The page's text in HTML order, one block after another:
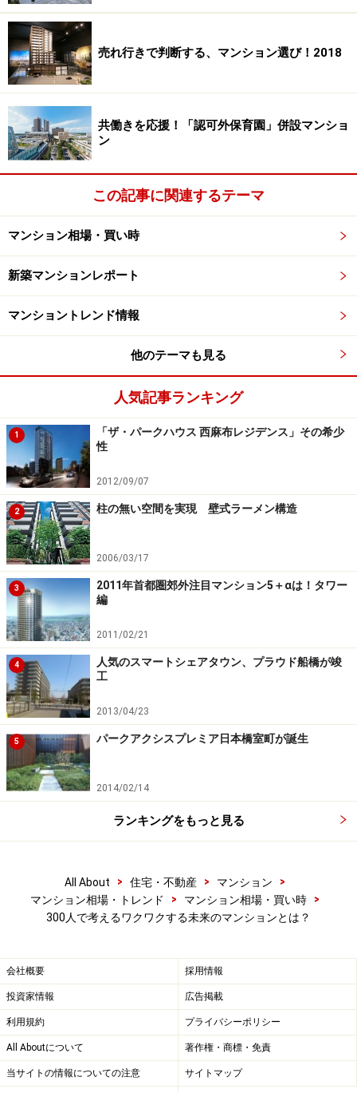
現在では、森の木材を使ってシイタケ栽培もおこなわれ
ています。公園の遊具などもボランティアの手で随時修
復している様子も画像で紹介されました。また、出会い
のきっかけになるカルチャーハウスの存在も大きかった
ようです。
近年、マンションのコミュニティ意識が高まったのは理
由があります。サンシティが建てられた頃は、マンショ
ンを終の棲家として考える人は約2割だったとのこと。
直近では、約53％の人がマンションを終の棲家として考
えており、永住志向の強まりがコミュニティの関心を高
また、東日本大震災をきっかけに人と支え合う意識も強
まりました。先日の長野県北部地震でも地域住民のコミ
ュニティの力が災害時に如何に有効かを認識させられま
つくり手の課題として、「主体性づくりをどうするか」
と「コミュニティの見える化」を藤林社長は挙げていま
した。コミュニティが見えない価値としてマンションの
資産価値にも少なからず影響しているのも事実です。未
来のマンションは、コミュニティのあり方が今とは変わ
っているのかも知れません。
次のページでは、2部、3部の様子を紹介します。
※記事内容は執筆時点のものです。最新の内容をご確認くださ
い。
売れ行きで判断する、マンション選び！2018
共働きを応援！「認可外保育園」併設マンショ
ン
この記事に関連するテーマ
マンション相場・買い時
新築マンションレポート
マンショントレンド情報
他のテーマも見る
人気記事ランキング
1
「ザ・パークハウス 西麻布レジデンス」その希少
性
2012/09/07
2 柱の無い空間を実現 壁式ラーメン構造
2006/03/17
3
2011年首都圏郊外注目マンション5＋αは！タワー
編
2011/02/21
4
人気のスマートシェアタウン、プラウド船橋が竣
工
2013/04/23
5 パークアクシスプレミア日本橋室町が誕生
2014/02/14
ランキングをもっと見る
All About > 住宅・不動産 > マンション
>
マンション相場・トレンド
> マンション相場・買い時
>
300人で考えるワクワクする未来のマンションとは？
会社概要 採用情報
投資家情報 広告掲載
利用規約 プライバシーポリシー
All Aboutについて 著作権・商標・免責
当サイトの情報についての注意 サイトマップ